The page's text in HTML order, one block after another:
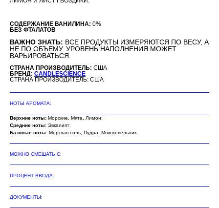
СОДЕРЖАНИЕ ВАНИЛИНА: 0%
БЕЗ ФТАЛАТОВ
ВАЖНО ЗНАТЬ: ВСЕ ПРОДУКТЫ ИЗМЕРЯЮТСЯ ПО ВЕСУ, А
НЕ ПО ОБЪЕМУ. УРОВЕНЬ НАПОЛНЕНИЯ МОЖЕТ
ВАРЬИРОВАТЬСЯ.
СТРАНА ПРОИЗВОДИТЕЛЬ: США
БРЕНД: CANDLESCIENCE
СТРАНА ПРОИЗВОДИТЕЛЬ: США
НОТЫ АРОМАТА:
Верхние ноты: Морские, Мята, Лимон;
Средние ноты: Эвкалипт;
Базовые ноты: Морская соль, Пудра, Можжевельник.
МОЖНО СМЕШАТЬ С:
ПРОЦЕНТ ВВОДА:
ДОКУМЕНТЫ: